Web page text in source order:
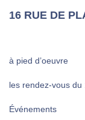
16 RUE DE
à pied d’oeuvre
les rendez-vous du
Événements